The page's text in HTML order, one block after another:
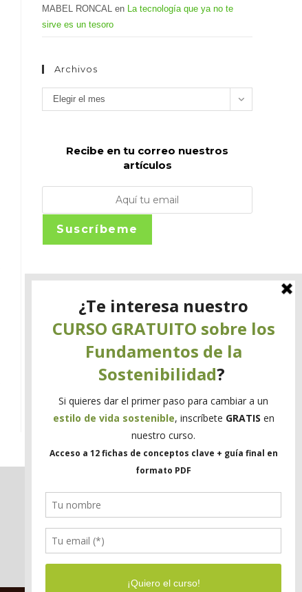
MABEL RONCAL en La tecnología que ya no te
sirve es un tesoro
Archivos
Archivos
Elegir el mes
Recibe en tu correo nuestros
artículos
Suscríbeme